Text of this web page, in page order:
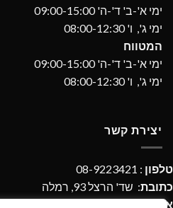
ימי א'-ב' ד'-ה' 09:00-15:00
ימי ג', ו' 08:00-12:30
המטווח
ימי א'-ב' ד'-ה' 09:00-15:00
ימי ג', ו' 08:00-12:30
יצירת קשר
טלפון : 08-9223421
כתובת: שד' הרצל 93, רמלה
אימייל